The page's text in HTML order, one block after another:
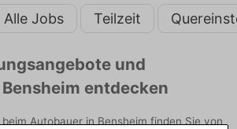
Alle Jobs Teilzeit
und
entdecken
Autobauer in Bensheim finden Sie von